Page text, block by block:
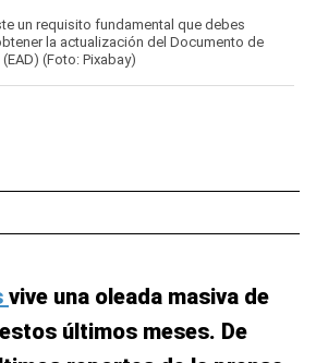
un requisito fundamental que debes
la actualización del Documento de
(Foto: Pixabay)
vive una oleada masiva de
últimos meses. De